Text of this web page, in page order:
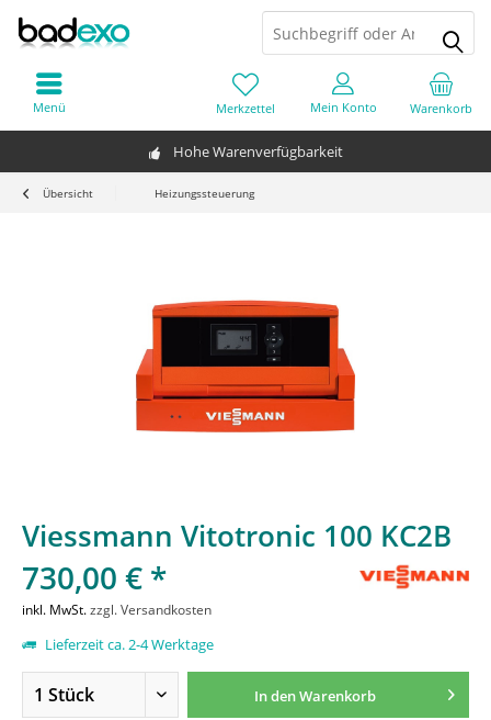
Hohe Warenverfügbarkeit
Warenkorb
Merkzettel Mein Konto
Menü
Übersicht Heizungssteuerung
Viessmann Vitotronic 100 KC2B
730,00 € *
inkl. MwSt.zzgl. Versandkosten
Lieferzeit ca. 2-4 Werktage
In denWarenkorb